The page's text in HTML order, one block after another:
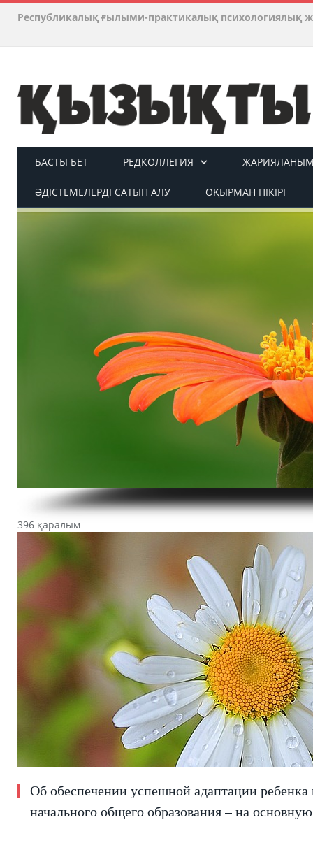
Республикалық ғылыми-практикалық психологиялық
БАСТЫ БЕТ РЕДКОЛЛЕГИЯ ЖАРИЯЛАНЫМ
ӘДІСТЕМЕЛЕРДІ САТЫП АЛУ ОҚЫРМАН ПІКІРІ
396 қаралым
Об обеспечении успешной адаптации ребенка
начального общего образования – на основную